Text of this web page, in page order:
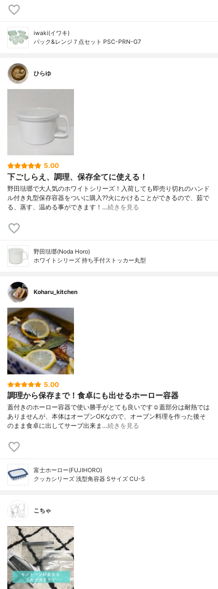
iwaki(イワキ)
パック&レンジ７点セット PSC-PRN-G7
ひらゆ
5.00
下ごしらえ、調理、保存全てに使える！
野田琺瑯で大人気のホワイトシリーズ！入荷しても即売り切れのハンド
ル付き丸型保存容器をついに購入??火にかけることができるので、茹で
る、蒸す、温める事ができます！…続きを見る
野田琺瑯(Noda Horo)
ホワイトシリーズ 持ち手付ストッカー丸型
Koharu_kitchen
5.00
調理から保存まで！食卓にも出せるホーロー容器
蓋付きのホーロー容器で使い勝手がとても良いです☺︎蓋部分は耐熱では
ありませんが、本体はオーブンOKなので、オーブン料理を作った後そ
のまま食卓に出してサーブ出来ま…続きを見る
富士ホーロー(FUJIHORO)
クッカシリーズ 浅型角容器 Sサイズ CU-S
こちゃ